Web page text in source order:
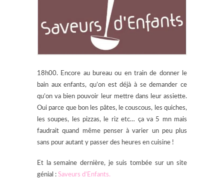
18h00. Encore au bureau ou en train de donner le
bain aux enfants, qu’on est déjà à se demander ce
qu’on va bien pouvoir leur mettre dans leur assiette.
Oui parce que bon les pâtes, le couscous, les quiches,
les soupes, les pizzas, le riz etc… ça va 5 mn mais
faudrait quand même penser à varier un peu plus
sans pour autant y passer des heures en cuisine !
Et la semaine dernière, je suis tombée sur un site
génial : Saveurs d’Enfants.